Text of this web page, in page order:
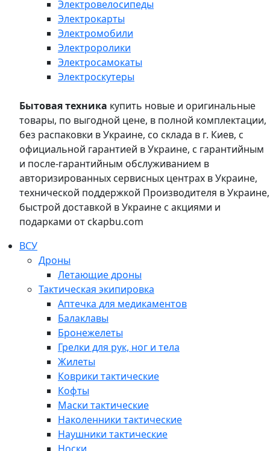
Электровелосипеды
Электрокарты
Электромобили
Электроролики
Электросамокаты
Электроскутеры
Бытовая техника купить новые и оригинальные
товары, по выгодной цене, в полной комплектации,
без распаковки в Украине, со склада в г. Киев, с
официальной гарантией в Украине, с гарантийным
и после-гарантийным обслуживанием в
авторизированных сервисных центрах в Украине,
технической поддержкой Производителя в Украине,
быстрой доставкой в Украине с акциями и
подарками от ckapbu.com
ВСУ
Дроны
Летающие дроны
Тактическая экипировка
Аптечка для медикаментов
Балаклавы
Бронежелеты
Грелки для рук, ног и тела
Жилеты
Коврики тактические
Кофты
Маски тактические
Наколенники тактические
Наушники тактические